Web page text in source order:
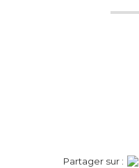
Partager sur :